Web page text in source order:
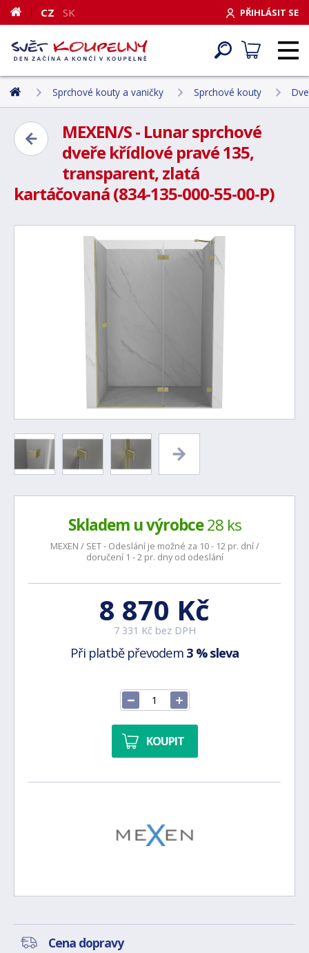
PŘIHLÁSIT SE
CZ SK
Sprchové kouty a vaničky Sprchové kouty
MEXEN/S - Lunar sprchové
dveře křídlové pravé 135,
transparent, zlatá
kartáčovaná (834-135-000-55-00-P)
Skladem u výrobce28 ks
MEXEN / SET - Odeslání je možné za 10 - 12 pr. dní /
doručení 1 - 2 pr. dny od odeslání
8 870 Kč
7 331 Kč bez DPH
Při platbě převodem 3 % sleva
KOUPIT
Cena dopravy